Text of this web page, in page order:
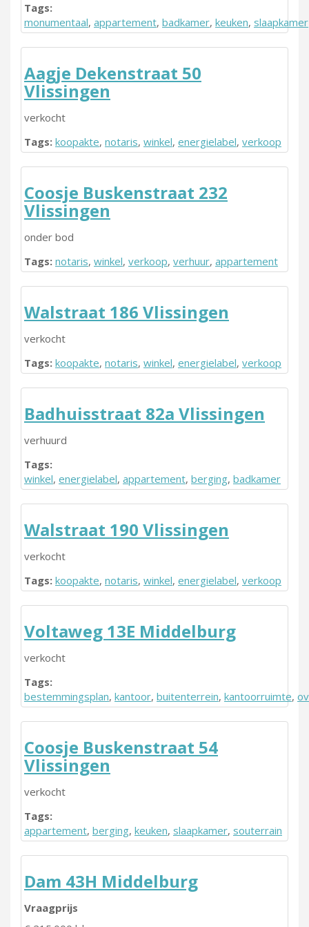
Tags:
monumentaal, appartement, badkamer, keuken, slaapkamer
Aagje Dekenstraat 50
Vlissingen
verkocht
Tags: koopakte, notaris, winkel, energielabel, verkoop
Coosje Buskenstraat 232
Vlissingen
onder bod
Tags: notaris, winkel, verkoop, verhuur, appartement
Walstraat 186 Vlissingen
verkocht
Tags: koopakte, notaris, winkel, energielabel, verkoop
Badhuisstraat 82a Vlissingen
verhuurd
Tags:
winkel, energielabel, appartement, berging, badkamer
Walstraat 190 Vlissingen
verkocht
Tags: koopakte, notaris, winkel, energielabel, verkoop
Voltaweg 13E Middelburg
verkocht
Tags:
bestemmingsplan, kantoor, buitenterrein, kantoorruimte,
Coosje Buskenstraat 54
Vlissingen
verkocht
Tags:
appartement, berging, keuken, slaapkamer, souterrain
Dam 43H Middelburg
Vraagprijs